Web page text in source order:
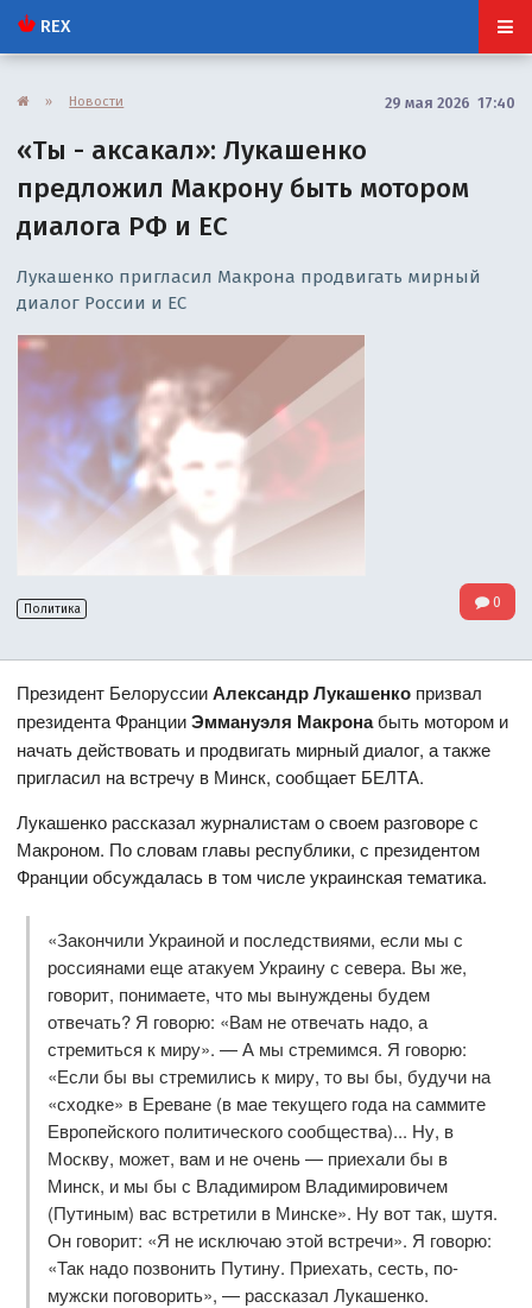
REX
» Новости 29 мая 2026 17:40
«Ты - аксакал»: Лукашенко
предложил Макрону быть мотором
диалога РФ и ЕС
Лукашенко пригласил Макрона продвигать мирный
диалог России и ЕС
Политика 0
Президент БелоруссииАлександр Лукашенко призвал
президента ФранцииЭммануэля Макронабыть мотором и
начать действовать и продвигать мирный диалог, а также
пригласил на встречу в Минск, сообщает БЕЛТА.
Лукашенко рассказал журналистам о своем разговоре с
Макроном. По словам главы республики, с президентом
Франции обсуждалась в том числе украинская тематика.
«Закончили Украиной и последствиями, если мы с
россиянами еще атакуем Украину с севера. Вы же,
говорит, понимаете, что мы вынуждены будем
отвечать? Я говорю: «Вам не отвечать надо, а
стремиться к миру». — А мы стремимся. Я говорю:
«Если бы вы стремились к миру, то вы бы, будучи на
«сходке» в Ереване (в мае текущего года на саммите
Европейского политического сообщества)... Ну, в
Москву, может, вам и не очень — приехали бы в
Минск, и мы бы с Владимиром Владимировичем
(Путиным) вас встретили в Минске». Ну вот так, шутя.
Он говорит: «Я не исключаю этой встречи». Я говорю:
«Так надо позвонить Путину. Приехать, сесть, по-
мужски поговорить», — рассказал Лукашенко.